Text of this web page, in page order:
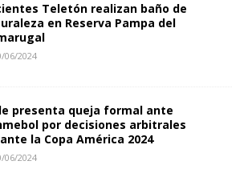
Teletón realizan baño de
en Reserva Pampa del
06/2024
presenta queja formal ante
por decisiones arbitrales
la Copa América 2024
06/2024